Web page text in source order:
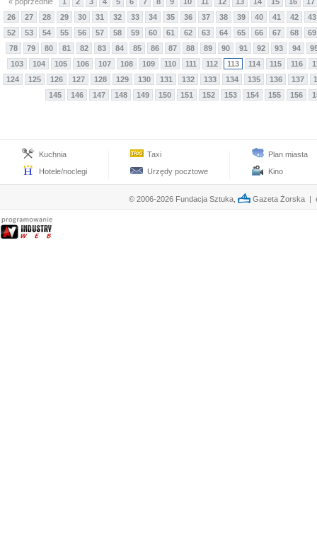
26
27 28 29 30 31 32 33 34 35 36 37 38 39 40 41 42
43
52
53 54 55 56 57 58 59 60 61 62 63 64 65 66 67 68
69
78
79 80 81 82 83 84 85 86 87 88 89 90 91 92 93 94
103
104 105 106 107 108 109 110 111 112 113 114 115 116
124
125 126 127 128 129 130 131 132 133 134 135 136 137
145
146 147 148 149 150 151 152 153 154 155 156
Kuchnia
Hotele/noclegi
Taxi
Urzędy pocztowe
Plan miasta
Kino
© 2006-2026 Fundacja Sztuka, Gazeta Żorska |